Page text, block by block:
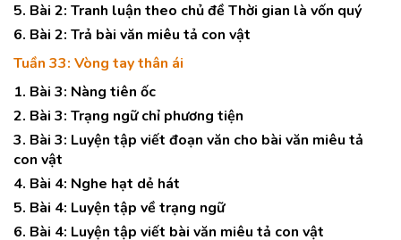
5. Bài 2: Tranh luận theo chủ đề Thời gian là vốn quý
6. Bài 2: Trả bài văn miêu tả con vật
Tuần 33: Vòng tay thân ái
1. Bài 3: Nàng tiên ốc
2. Bài 3: Trạng ngữ chỉ phương tiện
3. Bài 3: Luyện tập viết đoạn văn cho bài văn miêu tả
con vật
4. Bài 4: Nghe hạt dẻ hát
5. Bài 4: Luyện tập về trạng ngữ
6. Bài 4: Luyện tập viết bài văn miêu tả con vật